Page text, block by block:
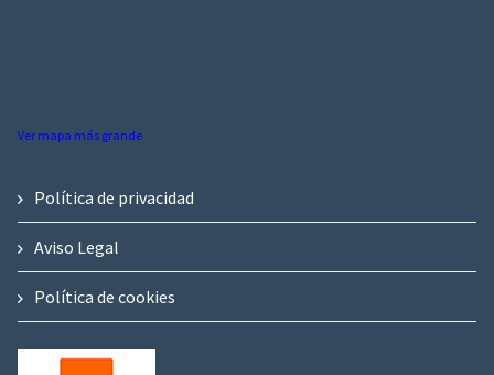
Ver mapa más grande
Política de privacidad
Aviso Legal
Política de cookies